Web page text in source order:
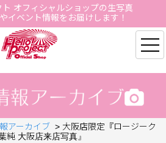
オフィシャルショップの生写真
イベント情報をお届けします！
Hello Project Official
アーカイブ > 大阪店限定『ロージーク
純 大阪店来店写真』